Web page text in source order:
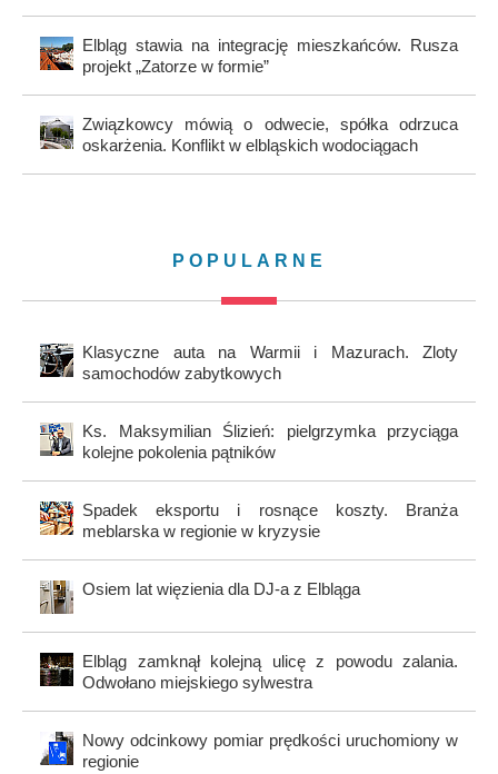
Elbląg stawia na integrację mieszkańców. Rusza
projekt „Zatorze w formie”
Związkowcy mówią o odwecie, spółka odrzuca
oskarżenia. Konflikt w elbląskich wodociągach
POPULARNE
Klasyczne auta na Warmii i Mazurach. Zloty
samochodów zabytkowych
Ks. Maksymilian Ślizień: pielgrzymka przyciąga
kolejne pokolenia pątników
Spadek eksportu i rosnące koszty. Branża
meblarska w regionie w kryzysie
Osiem lat więzienia dla DJ-a z Elbląga
Elbląg zamknął kolejną ulicę z powodu zalania.
Odwołano miejskiego sylwestra
Nowy odcinkowy pomiar prędkości uruchomiony w
regionie